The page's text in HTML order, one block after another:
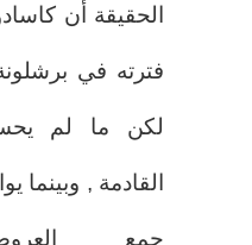
الحقيقة أن
فترته في
لكن ما لم
القادمة ,
جمع